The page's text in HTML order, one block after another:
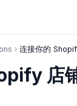
连接你的
店